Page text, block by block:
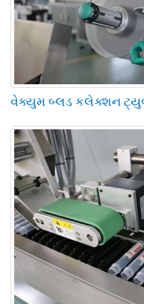
વેક્યુમ બ્લડ કલેક્શન